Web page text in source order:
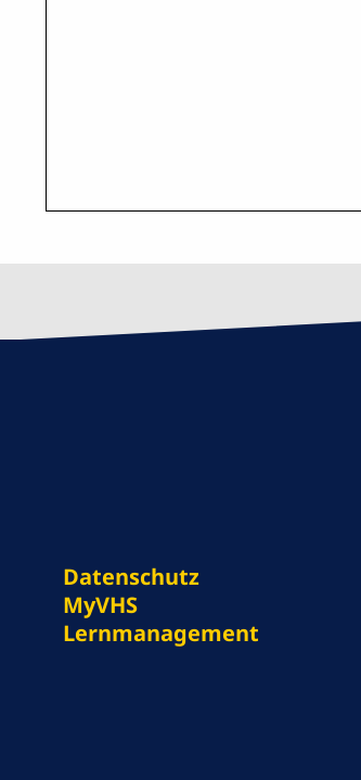
Datenschutz
MyVHS
Lernmanagement